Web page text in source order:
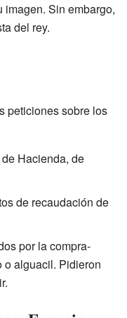
imagen. Sin embargo,
del rey.
peticiones sobre los
Hacienda, de
de recaudación de
por la compra-
o alguacil. Pidieron